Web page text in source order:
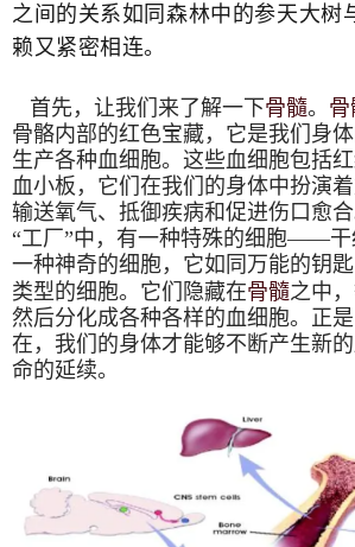
之间的关系如同森林中的参天大树
赖又紧密相连。
首先，让我们来了解一下骨髓。
骨骼内部的红色宝藏，它是我们身
生产各种血细胞。这些血细胞包括
血小板，它们在我们的身体中扮演
输送氧气、抵御疾病和促进伤口愈
“工厂”中，有一种特殊的细胞——干
一种神奇的细胞，它如同万能的钥
类型的细胞。它们隐藏在骨髓之中
然后分化成各种各样的血细胞。正
在，我们的身体才能够不断产生新
命的延续。